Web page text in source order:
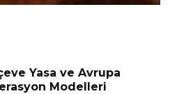
Yasa ve Avrupa
Modelleri